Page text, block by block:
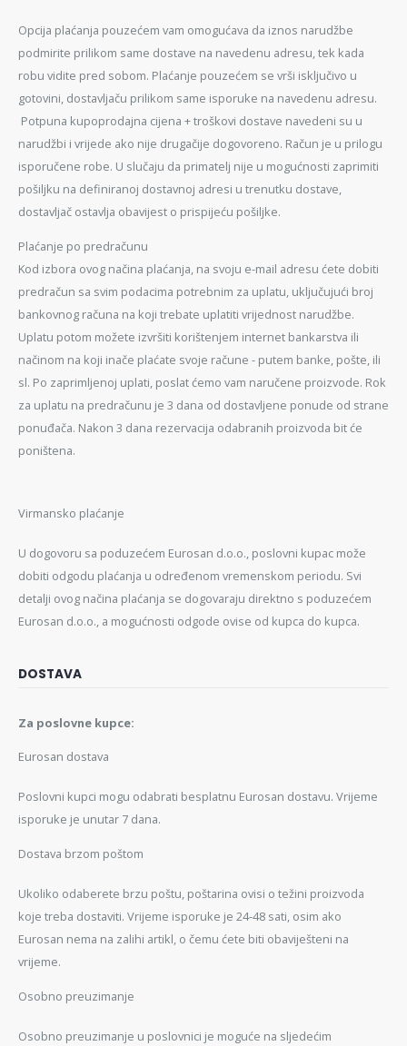
Opcija plaćanja pouzećem vam omogućava da iznos narudžbe
podmirite prilikom same dostave na navedenu adresu, tek kada
robu vidite pred sobom. Plaćanje pouzećem se vrši isključivo u
gotovini, dostavljaču prilikom same isporuke na navedenu adresu.
Potpuna kupoprodajna cijena + troškovi dostave navedeni su u
narudžbi i vrijede ako nije drugačije dogovoreno. Račun je u prilogu
isporučene robe. U slučaju da primatelj nije u mogućnosti zaprimiti
pošiljku na definiranoj dostavnoj adresi u trenutku dostave,
dostavljač ostavlja obavijest o prispijeću pošiljke.
Plaćanje po predračunu
Kod izbora ovog načina plaćanja, na svoju e-mail adresu ćete dobiti
predračun sa svim podacima potrebnim za uplatu, uključujući broj
bankovnog računa na koji trebate uplatiti vrijednost narudžbe.
Uplatu potom možete izvršiti korištenjem internet bankarstva ili
načinom na koji inače plaćate svoje račune - putem banke, pošte, ili
sl. Po zaprimljenoj uplati, poslat ćemo vam naručene proizvode. Rok
za uplatu na predračunu je 3 dana od dostavljene ponude od strane
ponuđača. Nakon 3 dana rezervacija odabranih proizvoda bit će
poništena.
Virmansko plaćanje
U dogovoru sa poduzećem Eurosan d.o.o., poslovni kupac može
dobiti odgodu plaćanja u određenom vremenskom periodu. Svi
detalji ovog načina plaćanja se dogovaraju direktno s poduzećem
Eurosan d.o.o., a mogućnosti odgode ovise od kupca do kupca.
DOSTAVA
Za poslovne kupce:
Eurosan dostava
Poslovni kupci mogu odabrati besplatnu Eurosan dostavu. Vrijeme
isporuke je unutar 7 dana.
Dostava brzom poštom
Ukoliko odaberete brzu poštu, poštarina ovisi o težini proizvoda
koje treba dostaviti. Vrijeme isporuke je 24-48 sati, osim ako
Eurosan nema na zalihi artikl, o čemu ćete biti obaviješteni na
vrijeme.
Osobno preuzimanje
Osobno preuzimanje u poslovnici je moguće na sljedećim